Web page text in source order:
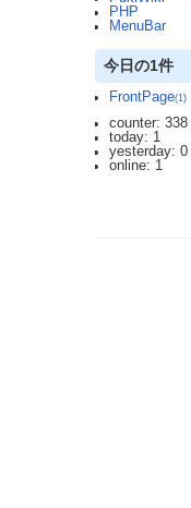
PHP
MenuBar
今日の1件
FrontPage(1)
counter: 338
today: 1
yesterday: 0
online: 1